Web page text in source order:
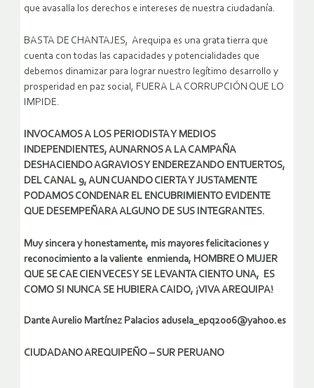
que avasalla los derechos e intereses de nuestra ciudadanía.
BASTA DE CHANTAJES, Arequipa es una grata tierra que
cuenta con todas las capacidades y potencialidades que
debemos dinamizar para lograr nuestro legítimo desarrollo y
prosperidad en paz social, FUERA LA CORRUPCIÓN QUE LO
IMPIDE.
INVOCAMOS A LOS PERIODISTA Y MEDIOS
INDEPENDIENTES, AUNARNOS A LA CAMPAÑA
DESHACIENDO AGRAVIOS Y ENDEREZANDO ENTUERTOS,
DEL CANAL 9, AUN CUANDO CIERTA Y JUSTAMENTE
PODAMOS CONDENAR EL ENCUBRIMIENTO EVIDENTE
QUE DESEMPEÑARA ALGUNO DE SUS INTEGRANTES.
Muy sincera y honestamente, mis mayores felicitaciones y
reconocimiento a la valiente enmienda, HOMBRE O MUJER
QUE SE CAE CIEN VECES Y SE LEVANTA CIENTO UNA, ES
COMO SI NUNCA SE HUBIERA CAIDO, ¡VIVA AREQUIPA!
Dante Aurelio Martínez Palacios adusela_epq2006@yahoo.es
CIUDADANO AREQUIPEÑO – SUR PERUANO